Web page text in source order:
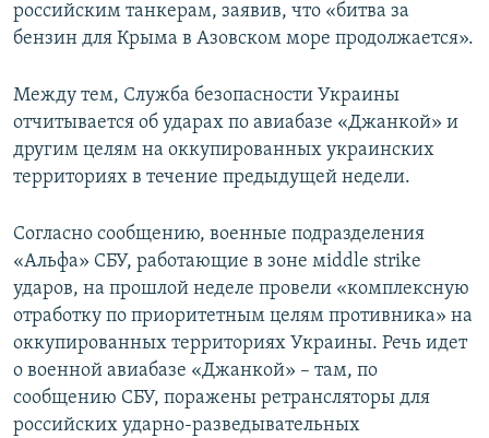
российским танкерам, заявив, что «битва за
бензин для Крыма в Азовском море продолжается».
Между тем, Служба безопасности Украины
отчитывается об ударах по авиабазе «Джанкой» и
другим целям на оккупированных украинских
территориях в течение предыдущей недели.
Согласно сообщению, военные подразделения
«Альфа» СБУ, работающие в зоне мiddle strike
ударов, на прошлой неделе провели «комплексную
отработку по приоритетным целям противника» на
оккупированных территориях Украины. Речь идет
о военной авиабазе «Джанкой» – там, по
сообщению СБУ, поражены ретрансляторы для
российских ударно-разведывательных